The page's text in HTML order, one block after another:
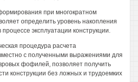
при многократном
определить уровень накопления
эксплуатации конструкции.
процедура расчета
с полученными выражениями для
фофилей, позволяет получить
конструкции без ложных и трудоемких